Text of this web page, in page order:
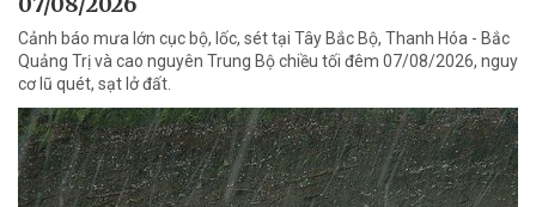
Cảnh báo mưa lớn cục bộ, lốc, sét tại Tây Bắc Bộ, Thanh Hóa - Bắc
Quảng Trị và cao nguyên Trung Bộ chiều tối đêm 07/08/2026, nguy
cơ lũ quét, sạt lở đất.